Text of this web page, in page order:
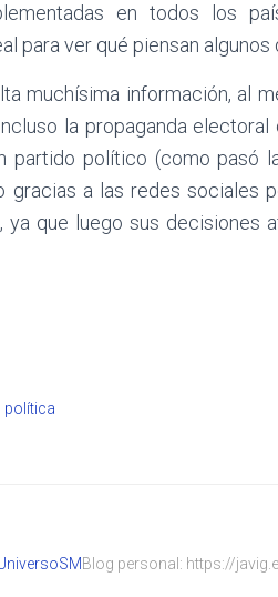
en todos los
para ver qué piensan algunos
muchísima información, al
la propaganda
partido político (como pasó
gracias a las redes sociales
que luego sus decisiones
política
Blog personal: https://